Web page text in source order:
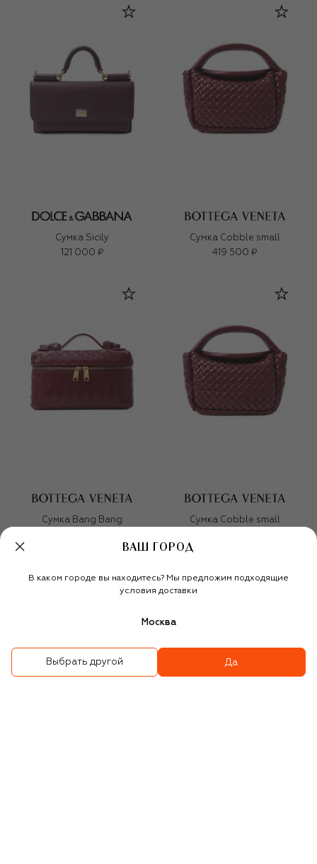
Сумка Sicily
121 000 ₽
Сумка Cobble small
419 500 ₽
Сумка Bang Bang
Сумка Cobble small
ВАШ ГОРОД
В каком городе вы находитесь? Мы предложим подходящие
условия доставки
Москва
Выбрать другой Да